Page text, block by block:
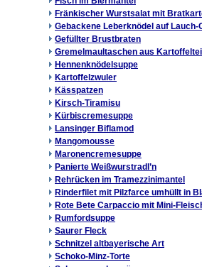
Fränkischer Wurstsalat mit
Gebackene Leberknödel auf Lauch-
Gefüllter Brustbraten
Gremelmaultaschen aus
Hennenknödelsuppe
Kartoffelzwuler
Kässpatzen
Kirsch-Tiramisu
Kürbiscremesuppe
Lansinger Biflamod
Mangomousse
Maronencremesuppe
Panierte Weißwurstradl’n
Rehrücken im Tramezzinimantel
Rinderfilet mit Pilzfarce umhüllt in
Rote Bete Carpaccio mit Mini-
Rumfordsuppe
Saurer Fleck
Schnitzel altbayerische Art
Schoko-Minz-Torte